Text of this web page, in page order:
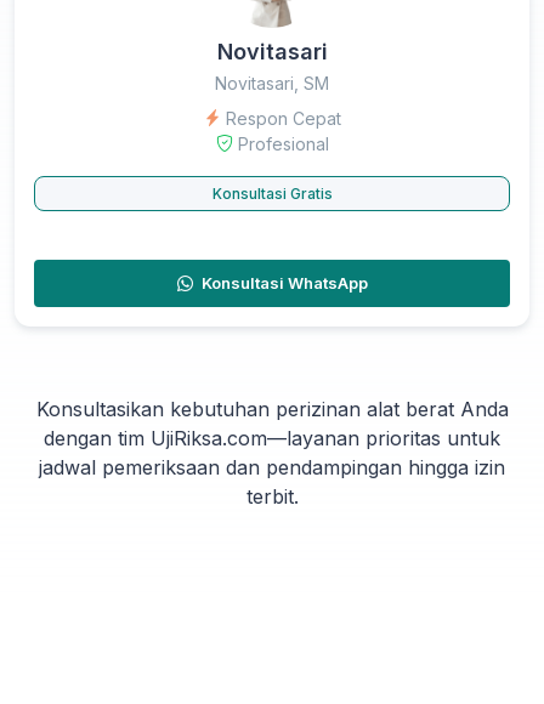
Novitasari
Novitasari, SM
Respon Cepat
Profesional
Konsultasi Gratis
Konsultasi WhatsApp
Konsultasikan kebutuhan perizinan alat berat Anda
dengan tim UjiRiksa.com—layanan prioritas untuk
jadwal pemeriksaan dan pendampingan hingga izin
terbit.